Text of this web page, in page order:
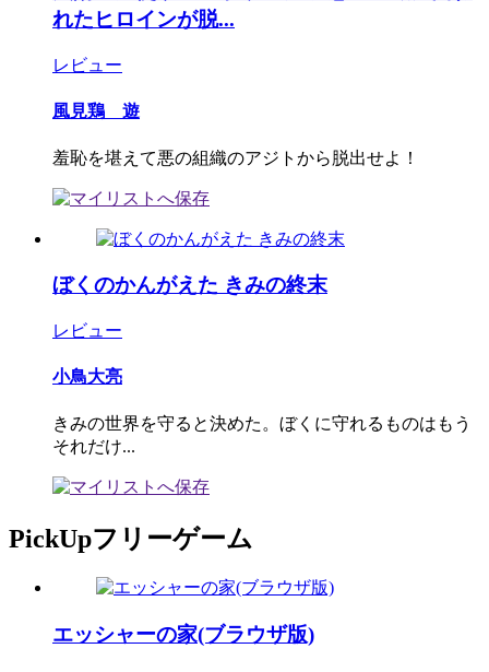
れたヒロインが脱...
レビュー
風見鶏 遊
羞恥を堪えて悪の組織のアジトから脱出せよ！
ぼくのかんがえた きみの終末
レビュー
小鳥大亮
きみの世界を守ると決めた。ぼくに守れるものはもう
それだけ...
PickUpフリーゲーム
エッシャーの家(ブラウザ版)